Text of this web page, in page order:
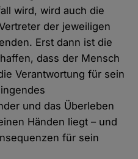
wird, wird auch die
der jeweiligen
Erst dann ist die
dass der Mensch
Verantwortung für sein
und das Überleben
Händen liegt – und
für sein